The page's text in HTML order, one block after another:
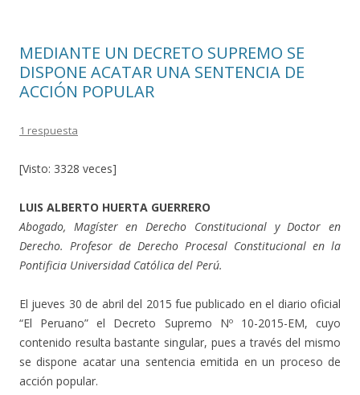
k r
MEDIANTE UN DECRETO SUPREMO SE
DISPONE ACATAR UNA SENTENCIA DE
ACCIÓN POPULAR
1 respuesta
[Visto: 3328 veces]
LUIS ALBERTO HUERTA GUERRERO
Abogado, Magíster en Derecho Constitucional y Doctor en
Derecho. Profesor de Derecho Procesal Constitucional en la
Pontificia Universidad Católica del Perú.
El jueves 30 de abril del 2015 fue publicado en el diario oficial
“El Peruano” el Decreto Supremo Nº 10-2015-EM, cuyo
contenido resulta bastante singular, pues a través del mismo
se dispone acatar una sentencia emitida en un proceso de
acción popular.